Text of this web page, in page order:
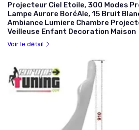
Projecteur Ciel Etoile, 300 Modes
Lampe Aurore BoréAle, 15 Bruit
Ambiance Lumiere Chambre
Veilleuse Enfant Decoration Maison
Voir le détail